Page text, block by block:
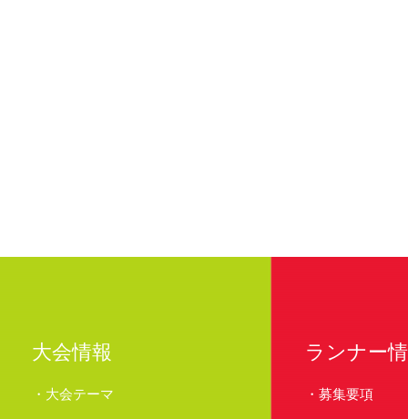
大会情報
大会テーマ
ランナー
募集要項